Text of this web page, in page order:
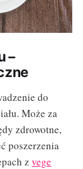
–
do
Może za
zdrowotne,
poszerzenia
z vege